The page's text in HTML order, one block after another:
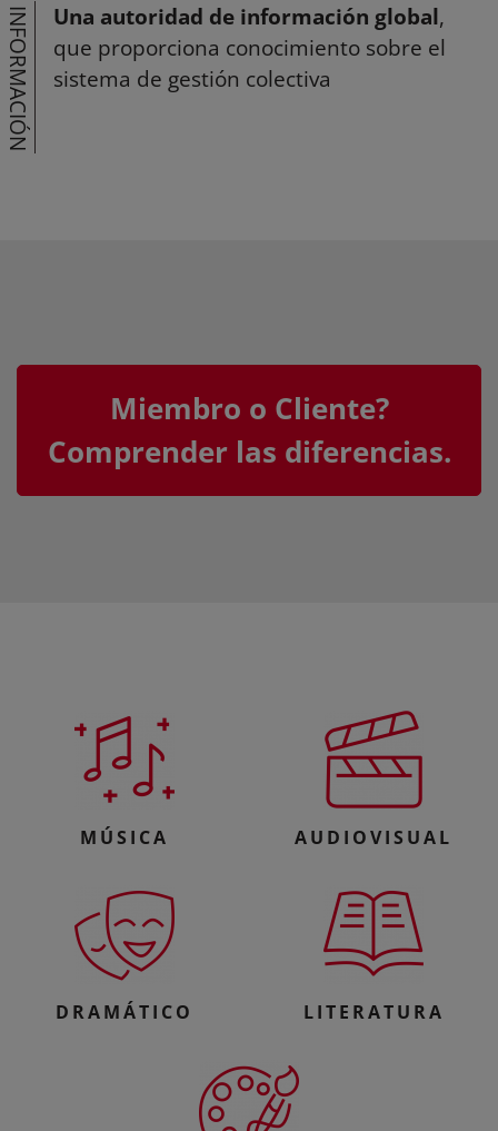
INFORMACIÓN Una autoridad de información global,
que proporciona conocimiento sobre el
sistema de gestión colectiva
Miembro o Cliente?
Comprender las diferencias.
MÚSICA AUDIOVISUAL
DRAMÁTICO LITERATURA